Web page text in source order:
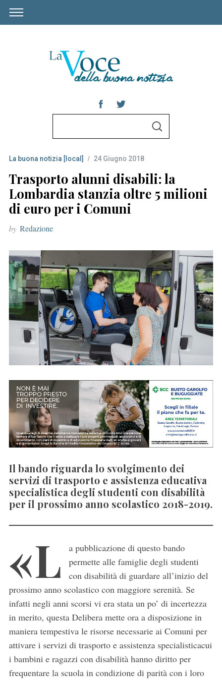
r
c
h
f
o
r
S
La buona notizia [local] 24 Giugno 2018
Trasporto alunni disabili: la
Lombardia stanzia oltre 5 milioni
di euro per i Comuni
by Redazione
Il bando riguarda lo svolgimento dei
servizi di trasporto e assistenza educativa
specialistica degli studenti con disabilità
per il prossimo anno scolastico 2018-2019.
«L
a pubblicazione di questo bando
permette alle famiglie degli studenti
con disabilità di guardare all’inizio del
prossimo anno scolastico con maggiore serenità. Se
infatti negli anni scorsi vi era stata un po’ di incertezza
in merito, questa Delibera mette ora a disposizione in
maniera tempestiva le risorse necessarie ai Comuni per
attivare i servizi di trasporto e assistenza specialisticacui
i bambini e ragazzi con disabilità hanno diritto per
frequentare la scuola in condizione di parità con i loro